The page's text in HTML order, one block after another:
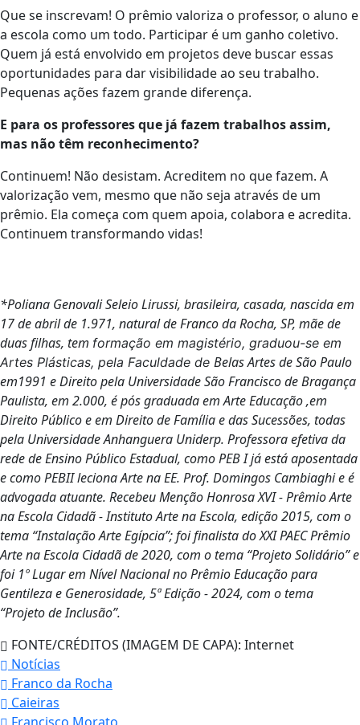
Que se inscrevam! O prêmio valoriza o professor, o aluno e
a escola como um todo. Participar é um ganho coletivo.
Quem já está envolvido em projetos deve buscar essas
oportunidades para dar visibilidade ao seu trabalho.
Pequenas ações fazem grande diferença.
E para os professores que já fazem trabalhos assim,
mas não têm reconhecimento?
Continuem! Não desistam. Acreditem no que fazem. A
valorização vem, mesmo que não seja através de um
prêmio. Ela começa com quem apoia, colabora e acredita.
Continuem transformando vidas!
*Poliana Genovali Seleio Lirussi, brasileira, casada, nascida em
17de abril de 1.971, natural de Franco da Rocha, SP, mãe de
duas filhas, tem formação em magistério, graduou-se em
Artes Plásticas, pela Faculdade de Belas Artes de São Paulo
em1991 e Direito pela Universidade São Francisco deBragança
Paulista, em 2.000, é pós graduada em Arte Educação ,em
DireitoPúblico e em Direito de Família e das Sucessões, todas
pela UniversidadeAnhanguera Uniderp. Professora efetiva da
rede de Ensino Público Estadual, como PEB I já está aposentada
e como PEBII leciona Arte na EE. Prof. Domingos Cambiaghi e é
advogada atuante. Recebeu Menção Honrosa XVI -Prêmio Arte
na Escola Cidadã - Instituto Arte na Escola, edição 2015, com o
tema “Instalação Arte Egípcia”; foi finalista do XXI PAEC Prêmio
Arte na Escola Cidadã de 2020, com o tema “Projeto Solidário” e
foi 1º Lugar em Nível Nacionalno Prêmio Educação para
Gentileza e Generosidade, 5ª Edição - 2024, com otema
“Projeto de Inclusão”.
FONTE/CRÉDITOS (IMAGEM DE CAPA): Internet
Notícias
Franco da Rocha
Caieiras